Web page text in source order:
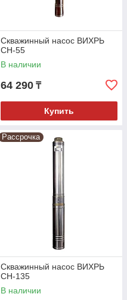
Скважинный насос ВИХРЬ
СН-55
В наличии
64 290 ₸
Купить
Рассрочка
Скважинный насос ВИХРЬ
СН-135
В наличии